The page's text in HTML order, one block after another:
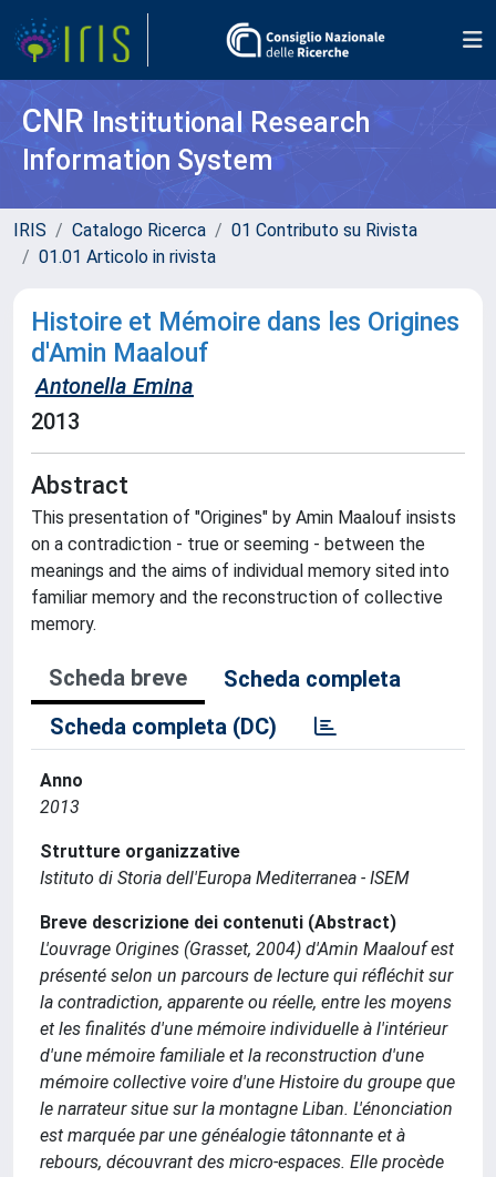
CNR Institutional Research
Information System
IRIS Catalogo Ricerca
01 Contributo su Rivista
01.01 Articolo in rivista
Histoire et Mémoire dans les Origines
d'Amin Maalouf
Antonella Emina
2013
Abstract
This presentation of "Origines" by Amin Maalouf insists
on a contradiction - true or seeming - between the
meanings and the aims of individual memory sited into
familiar memory and the reconstruction of collective
memory.
Scheda breve
Scheda completa
Scheda completa (DC)
Anno
2013
Strutture organizzative
Istituto di Storia dell'Europa Mediterranea - ISEM
Breve descrizione dei contenuti (Abstract)
L'ouvrage Origines (Grasset, 2004) d'Amin Maalouf est
présenté selon un parcours de lecture qui réfléchit sur
la contradiction, apparente ou réelle, entre les moyens
et les finalités d'une mémoire individuelle à l'intérieur
d'une mémoire familiale et la reconstruction d'une
mémoire collective voire d'une Histoire du groupe que
le narrateur situe sur la montagne Liban. L'énonciation
est marquée par une généalogie tâtonnante et à
rebours, découvrant des micro-espaces. Elle procède